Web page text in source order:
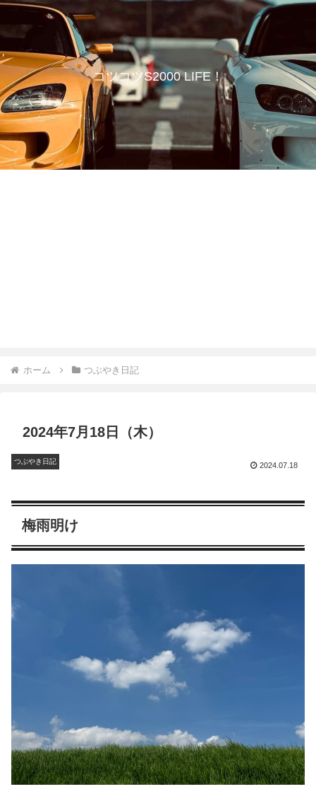
コツコツS2000 LIFE！
ホーム つぶやき日記
2024年7月18日（木）
つぶやき日記
2024.07.18
梅雨明け